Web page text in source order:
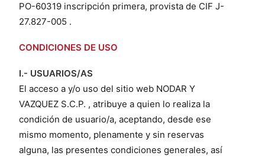
PO-60319 inscripción primera, provista de CIF J-
27.827-005 .
CONDICIONES DE USO
I.- USUARIOS/AS
El acceso a y/o uso del sitio web NODAR Y
VAZQUEZ S.C.P. , atribuye a quien lo realiza la
condición de usuario/a, aceptando, desde ese
mismo momento, plenamente y sin reservas
alguna, las presentes condiciones generales, así